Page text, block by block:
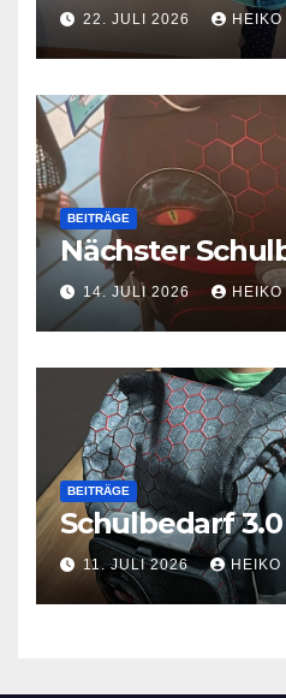
22. JULI 2026 HEIKO
BEITRÄGE
Nächster
14. JULI 2026 HEIKO
BEITRÄGE
Schulbedarf 3.0
11. JULI 2026 HEIKO